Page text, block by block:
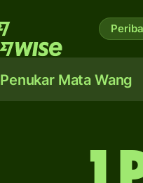
Penukar Mata Wang